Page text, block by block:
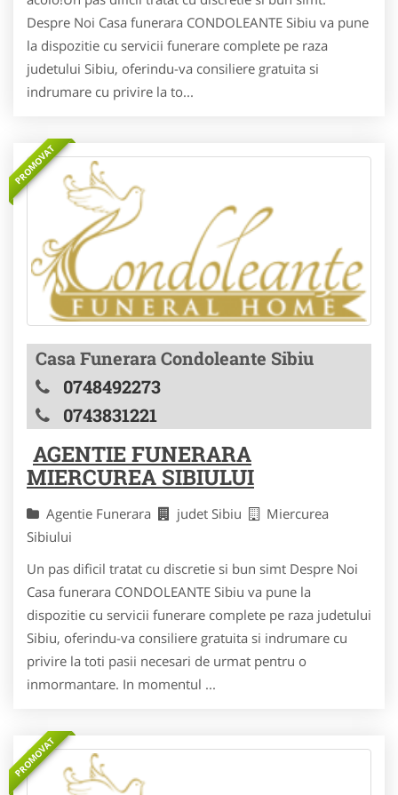
Despre Noi Casa funerara CONDOLEANTE Sibiu va pune
la dispozitie cu servicii funerare complete pe raza
judetului Sibiu, oferindu-va consiliere gratuita si
indrumare cu privire la to...
PROMOVAT
Casa Funerara Condoleante Sibiu
0748492273
0743831221
AGENTIE FUNERARA
MIERCUREA SIBIULUI
Agentie Funerara judet Sibiu
Miercurea
Sibiului
Un pas dificil tratat cu discretie si bun simt Despre Noi
Casa funerara CONDOLEANTE Sibiu va pune la
dispozitie cu servicii funerare complete pe raza judetului
Sibiu, oferindu-va consiliere gratuita si indrumare cu
privire la toti pasii necesari de urmat pentru o
inmormantare. In momentul ...
PROMOVAT